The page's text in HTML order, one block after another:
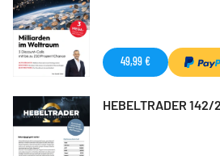
49,99 €
HEBELTRADER 142/